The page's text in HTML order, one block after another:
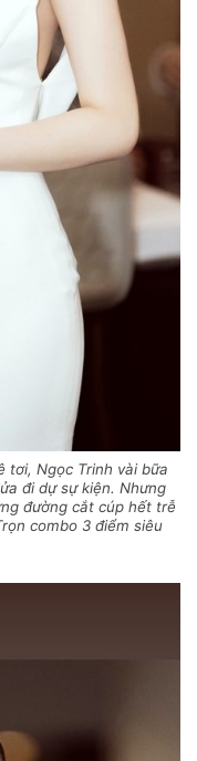
tơi, Ngọc Trinh vài bữa
đi dự sự kiện. Nhưng
đường cắt cúp hết trễ
combo 3 điểm siêu